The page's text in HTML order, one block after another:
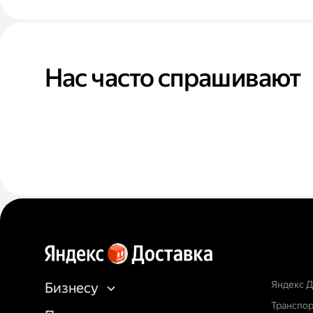
Нас часто спрашивают
Бизнесу
Яндекс